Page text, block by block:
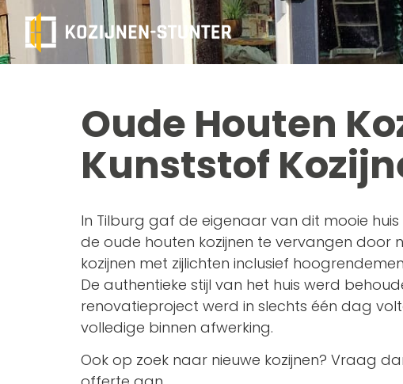
Oude Houten
Kunststof
In Tilburg gaf de eigenaar van dit mooie
de oude houten kozijnen te vervangen door
kozijnen met zijlichten inclusief
De authentieke stijl van het huis werd
renovatieproject werd in slechts één dag
volledige binnen afwerking.
Ook op zoek naar nieuwe kozijnen? Vraag